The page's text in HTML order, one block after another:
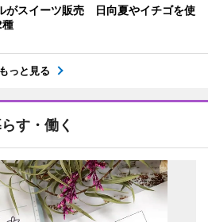
がスイーツ販売 日向夏やイチゴを使
種
もっと見る
す・働く